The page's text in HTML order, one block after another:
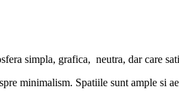
simpla, grafica, neutra, dar care
minimalism. Spatiile sunt ample